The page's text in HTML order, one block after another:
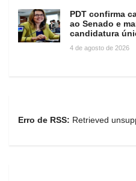
PDT confirma
ao Senado e
candidatura
4 de agosto de 2026
Erro de RSS: Retrieved